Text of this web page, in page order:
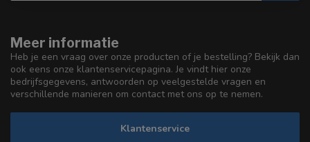
Meer informatie
Heb je een vraag over onze producten of je bestelling? Bekijk dan
ook eens onze klantenservicepagina. Je vindt hier onze
bedrijfsgegevens, antwoorden op veelgestelde vragen en
verschillende manieren om contact met ons op te nemen.
Klantenservice